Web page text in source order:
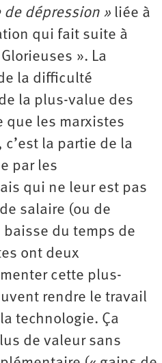
de dépression » liée à
qui fait suite à
». La
la difficulté
la plus-value des
que les marxistes
la partie de la
par les
qui ne leur est pas
salaire (ou de
du temps de
ont deux
cette plus-
rendre le travail
technologie. Ça
de valeur sans